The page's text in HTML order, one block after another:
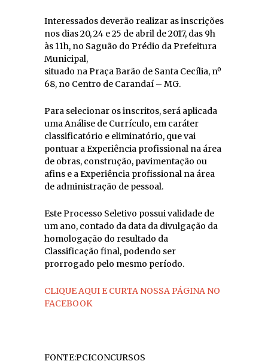
Interessados deverão realizar as inscrições
nos dias 20, 24 e 25 de abril de 2017, das 9h
às 11h, no Saguão do Prédio da Prefeitura
Municipal,
situado na Praça Barão de Santa Cecília, nº
68, no Centro de Carandaí – MG.
Para selecionar os inscritos, será aplicada
uma Análise de Currículo, em caráter
classificatório e eliminatório, que vai
pontuar a Experiência profissional na área
de obras, construção, pavimentação ou
afins e a Experiência profissional na área
de administração de pessoal.
Este Processo Seletivo possui validade de
um ano, contado da data da divulgação da
homologação do resultado da
Classificação final, podendo ser
prorrogado pelo mesmo período.
CLIQUE AQUI E CURTA NOSSA PÁGINA NO
FACEBOOK
FONTE:PCICONCURSOS